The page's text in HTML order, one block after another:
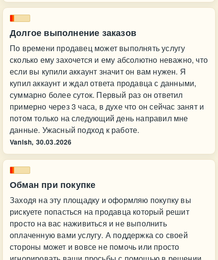
Долгое выполнение заказов
По времени продавец может выполнять услугу
сколько ему захочется и ему абсолютно неважно, что
если вы купили аккаунт значит он вам нужен. Я
купил аккаунт и ждал ответа продавца с данными,
суммарно более суток. Первый раз он ответил
примерно через 3 часа, в духе что он сейчас занят и
потом только на следующий день направил мне
данные. Ужасный подход к работе.
Vanish, 30.03.2026
Обман при покупке
Заходя на эту площадку и оформляю покупку вы
рискуете попасться на продавца который решит
просто на вас наживиться и не выполнить
оплаченную вами услугу. А поддержка со своей
стороны может и вовсе не помочь или просто